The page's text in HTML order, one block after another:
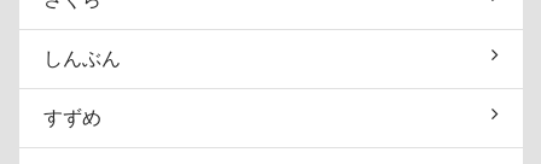
しんぶん
すずめ